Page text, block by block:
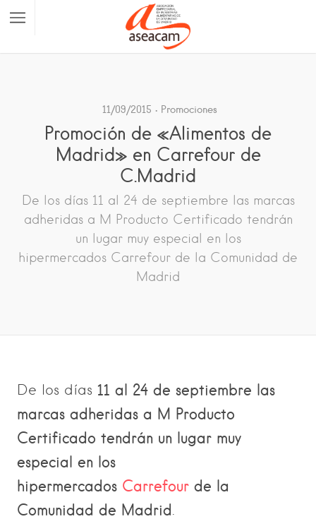
11/09/2015 Promociones
Promoción de «Alimentos de
Madrid» en Carrefour de
C.Madrid
De los días 11 al 24 de septiembre las marcas
adheridas a M Producto Certificado tendrán
un lugar muy especial en los
hipermercados Carrefour de la Comunidad de
Madrid
De los días 11 al 24 de septiembre las
marcas adheridas a M Producto
Certificado tendrán un lugar muy
especial en los
hipermercados Carrefour de la
Comunidad de Madrid.